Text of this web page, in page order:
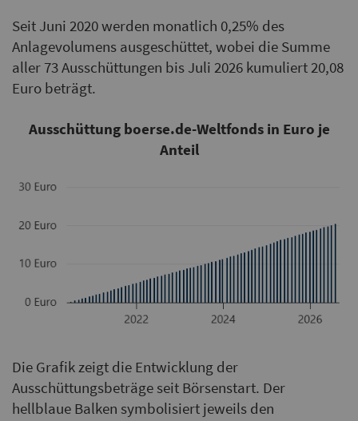
Seit Juni 2020 werden monatlich 0,25% des
Anlagevolumens ausgeschüttet, wobei die Summe
aller 73 Ausschüttungen bis Juli 2026 kumuliert 20,08
Euro beträgt.
Ausschüttung boerse.de-Weltfonds in Euro je
Anteil
Die Grafik zeigt die Entwicklung der
Ausschüttungsbeträge seit Börsenstart. Der
hellblaue Balken symbolisiert jeweils den